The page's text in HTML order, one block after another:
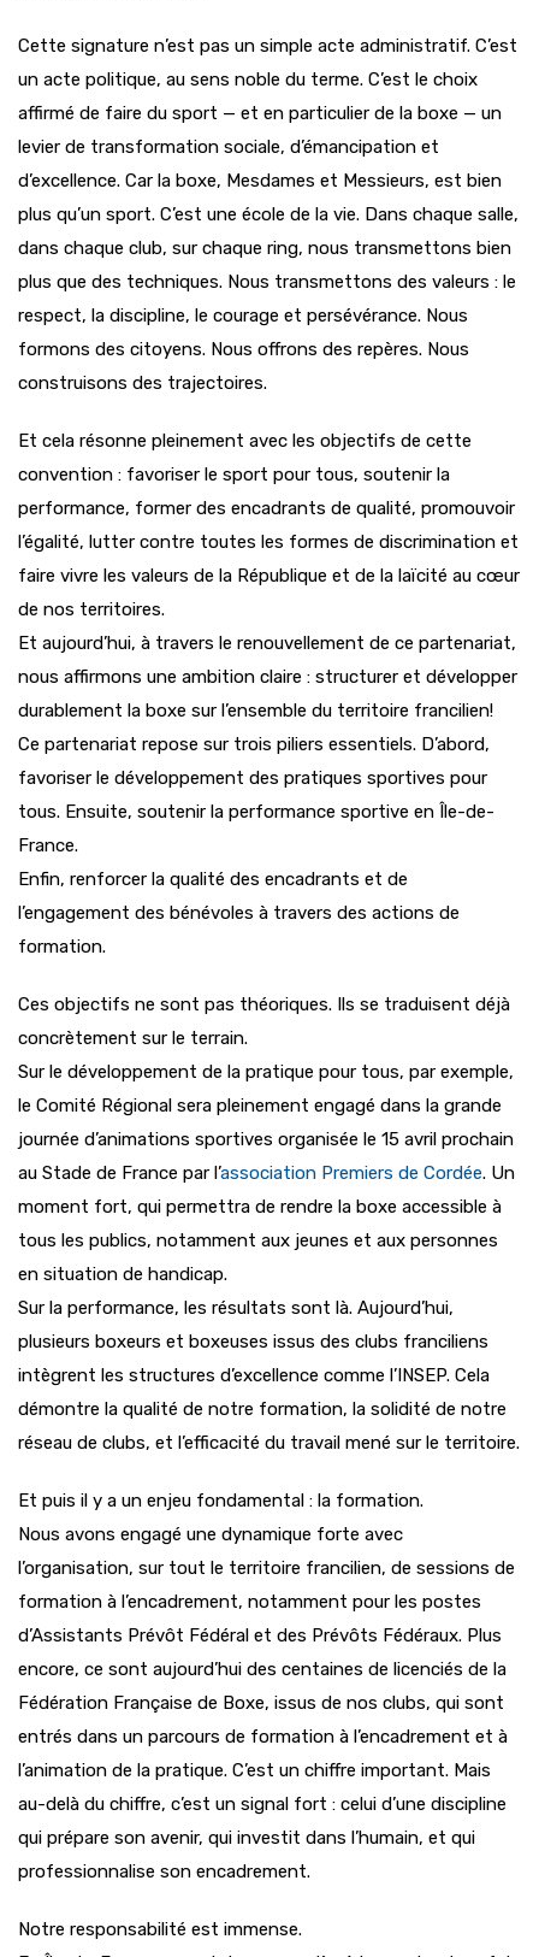
Cette signature n’est pas un simple acte administratif. C’est
un acte politique, au sens noble du terme. C’est le choix
affirmé de faire du sport — et en particulier de la boxe — un
levier de transformation sociale, d’émancipation et
d’excellence. Car la boxe, Mesdames et Messieurs, est bien
plus qu’un sport. C’est une école de la vie. Dans chaque salle,
dans chaque club, sur chaque ring, nous transmettons bien
plus que des techniques. Nous transmettons des valeurs : le
respect, la discipline, le courage et persévérance. Nous
formons des citoyens. Nous offrons des repères. Nous
construisons des trajectoires.
Et cela résonne pleinement avec les objectifs de cette
convention : favoriser le sport pour tous, soutenir la
performance, former des encadrants de qualité, promouvoir
l’égalité, lutter contre toutes les formes de discrimination et
faire vivre les valeurs de la République et de la laïcité au cœur
de nos territoires.
Et aujourd’hui, à travers le renouvellement de ce partenariat,
nous affirmons une ambition claire : structurer et développer
durablement la boxe sur l’ensemble du territoire francilien!
Ce partenariat repose sur trois piliers essentiels. D’abord,
favoriser le développement des pratiques sportives pour
tous. Ensuite, soutenir la performance sportive en Île-de-
France.
Enfin, renforcer la qualité des encadrants et de
l’engagement des bénévoles à travers des actions de
formation.
Ces objectifs ne sont pas théoriques. Ils se traduisent déjà
concrètement sur le terrain.
Sur le développement de la pratique pour tous, par exemple,
le Comité Régional sera pleinement engagé dans la grande
journée d’animations sportives organisée le 15 avril prochain
au Stade de France par l’association Premiers de Cordée. Un
moment fort, qui permettra de rendre la boxe accessible à
tous les publics, notamment aux jeunes et aux personnes
en situation de handicap.
Sur la performance, les résultats sont là. Aujourd’hui,
plusieurs boxeurs et boxeuses issus des clubs franciliens
intègrent les structures d’excellence comme l’INSEP. Cela
démontre la qualité de notre formation, la solidité de notre
réseau de clubs, et l’efficacité du travail mené sur le territoire.
Et puis il y a un enjeu fondamental : la formation.
Nous avons engagé une dynamique forte avec
l’organisation, sur tout le territoire francilien, de sessions de
formation à l’encadrement, notamment pour les postes
d’Assistants Prévôt Fédéral et des Prévôts Fédéraux. Plus
encore, ce sont aujourd’hui des centaines de licenciés de la
Fédération Française de Boxe, issus de nos clubs, qui sont
entrés dans un parcours de formation à l’encadrement et à
l’animation de la pratique. C’est un chiffre important. Mais
au-delà du chiffre, c’est un signal fort : celui d’une discipline
qui prépare son avenir, qui investit dans l’humain, et qui
professionnalise son encadrement.
Notre responsabilité est immense.